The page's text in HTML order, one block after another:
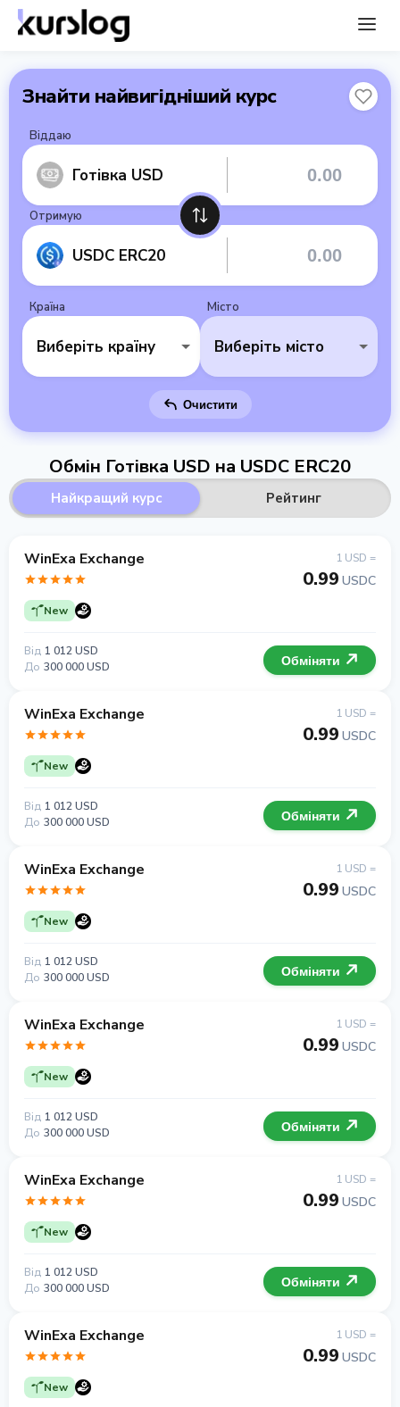
Знайти найвигідніший курс
Віддаю
Готівка USD
Отримую
USDC ERC20
Країна
Виберіть країну
Місто
Виберіть місто
Очистити
Обмін Готівка USD на USDC ERC20
Найкращий курс Рейтинг
WinExa Exchange
New
1 USD =
0.99 USDC
Від 1 012 USD
До 300 000 USD Обміняти
WinExa Exchange
New
1 USD =
0.99 USDC
Від 1 012 USD
До 300 000 USD Обміняти
WinExa Exchange
New
1 USD =
0.99 USDC
Від 1 012 USD
До 300 000 USD Обміняти
WinExa Exchange
New
1 USD =
0.99 USDC
Від 1 012 USD
До 300 000 USD Обміняти
WinExa Exchange
New
1 USD =
0.99 USDC
Від 1 012 USD
До 300 000 USD Обміняти
WinExa Exchange
New
1 USD =
0.99 USDC